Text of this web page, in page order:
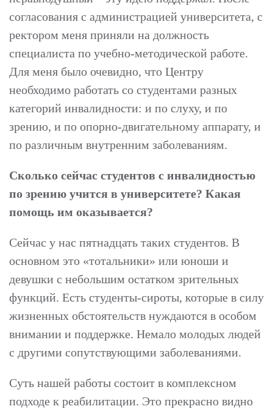
согласования с администрацией университета, с
ректором меня приняли на должность
специалиста по учебно-методической работе.
Для меня было очевидно, что Центру
необходимо работать со студентами разных
категорий инвалидности: и по слуху, и по
зрению, и по опорно-двигательному аппарату, и
по различным внутренним заболеваниям.
Сколько сейчас студентов с инвалидностью
по зрению учится в университете? Какая
помощь им оказывается?
Сейчас у нас пятнадцать таких студентов. В
основном это «тотальники» или юноши и
девушки с небольшим остатком зрительных
функций. Есть студенты-сироты, которые в силу
жизненных обстоятельств нуждаются в особом
внимании и поддержке. Немало молодых людей
с другими сопутствующими заболеваниями.
Суть нашей работы состоит в комплексном
подходе к реабилитации. Это прекрасно видно